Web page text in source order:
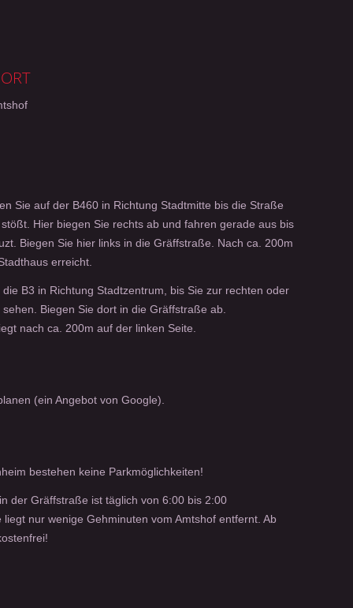
Sie auf der B460 in Richtung Stadtmitte bis die Straße
Hier biegen Sie rechts ab und fahren gerade aus bis
Biegen Sie hier links in die Gräffstraße. Nach ca. 200m
erreicht.
B3 in Richtung Stadtzentrum, bis Sie zur rechten oder
Biegen Sie dort in die Gräffstraße ab.
nach ca. 200m auf der linken Seite.
(ein Angebot von Google).
bestehen keine Parkmöglichkeiten!
der Gräffstraße ist täglich von 6:00 bis 2:00
nur wenige Gehminuten vom Amtshof entfernt. Ab